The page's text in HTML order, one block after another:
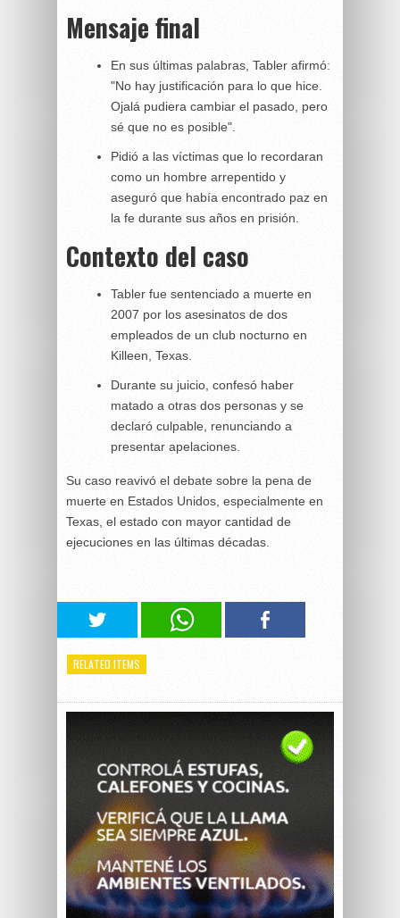
Mensaje final
En sus últimas palabras, Tabler afirmó:
"No hay justificación para lo que hice.
Ojalá pudiera cambiar el pasado, pero
sé que no es posible".
Pidió a las víctimas que lo recordaran
como un hombre arrepentido y
aseguró que había encontrado paz en
la fe durante sus años en prisión.
Contexto del caso
Tabler fue sentenciado a muerte en
2007 por los asesinatos de dos
empleados de un club nocturno en
Killeen, Texas.
Durante su juicio, confesó haber
matado a otras dos personas y se
declaró culpable, renunciando a
presentar apelaciones.
Su caso reavivó el debate sobre la pena de
muerte en Estados Unidos, especialmente en
Texas, el estado con mayor cantidad de
ejecuciones en las últimas décadas.
RELATED ITEMS